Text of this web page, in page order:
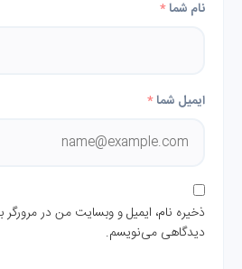
نام شما*
ایمیل شما*
ذخیره نام، ایمیل و وبسایت من در مرورگر
دیدگاهی می‌نویسم.